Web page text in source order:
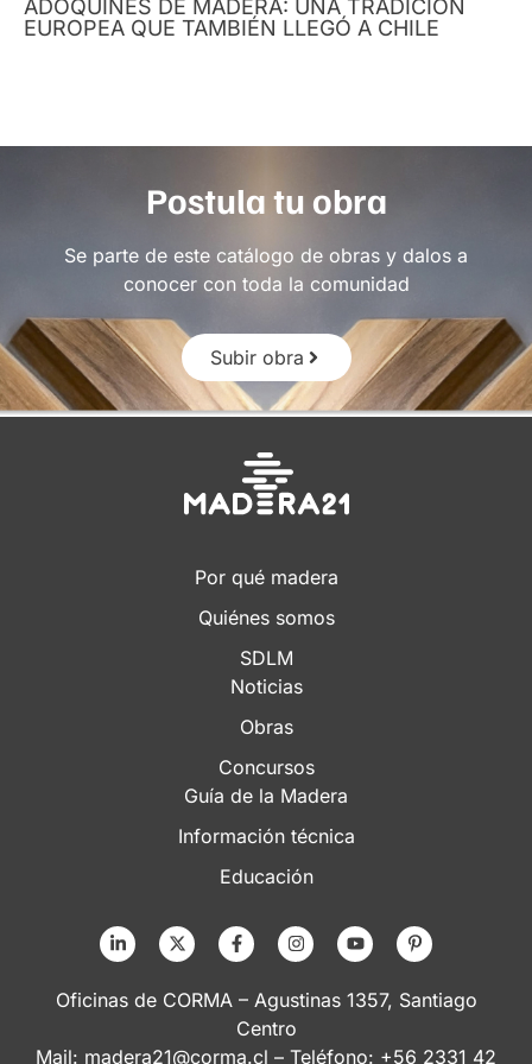
ADOQUINES DE MADERA: UNA TRADICIÓN
EUROPEA QUE TAMBIÉN LLEGÓ A CHILE
Postula tu obra
Se parte de este catálogo de obras y dalos a
conocer con toda la comunidad
Subir obra
Por qué madera
Quiénes somos
SDLM
Noticias
Obras
Concursos
Guía de la Madera
Información técnica
Educación
Oficinas de CORMA – Agustinas 1357, Santiago
Centro
Mail: madera21@corma.cl – Teléfono: +56 2331 42